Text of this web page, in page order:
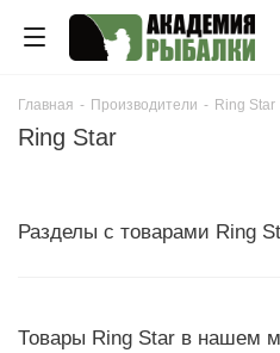
Главная - Производители - Ring Star
Ring Star
Разделы с товарами Ring
Товары Ring Star в нашем